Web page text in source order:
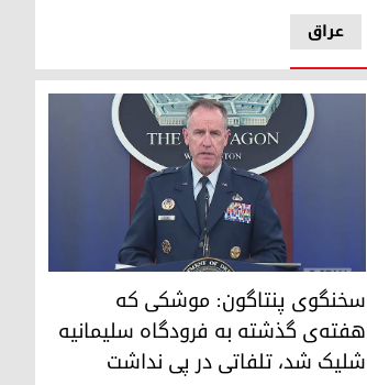
عراق
سخنگوی پنتاگون: موشکی که هفته‌ی گذشته به
سخنگوی پنتاگون: موشکی که
هفته‌ی گذشته به فرودگاه سلیمانیه
شلیک شد، تلفاتی در پی نداشت